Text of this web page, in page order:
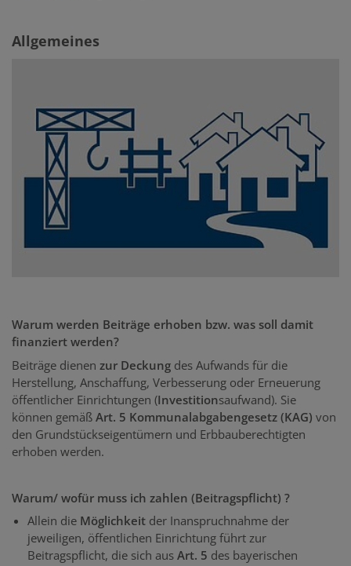
Allgemeines
Warum werden Beiträge erhoben bzw. was soll damit
finanziert werden?
Beiträge dienen zur Deckung des Aufwands für die
Herstellung, Anschaffung, Verbesserung oder Erneuerung
öffentlicher Einrichtungen (Investitionsaufwand). Sie
können gemäß Art. 5 Kommunalabgabengesetz (KAG) von
den Grundstückseigentümern und Erbbauberechtigten
erhoben werden.
Warum/ wofür muss ich zahlen (Beitragspflicht) ?
Allein die Möglichkeit der Inanspruchnahme der
jeweiligen, öffentlichen Einrichtung führt zur
Beitragspflicht, die sich aus Art. 5 des bayerischen